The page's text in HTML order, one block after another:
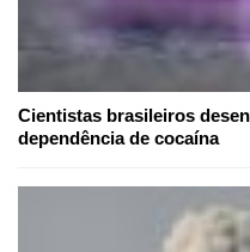
Cientistas brasileiros
dependência de cocaína